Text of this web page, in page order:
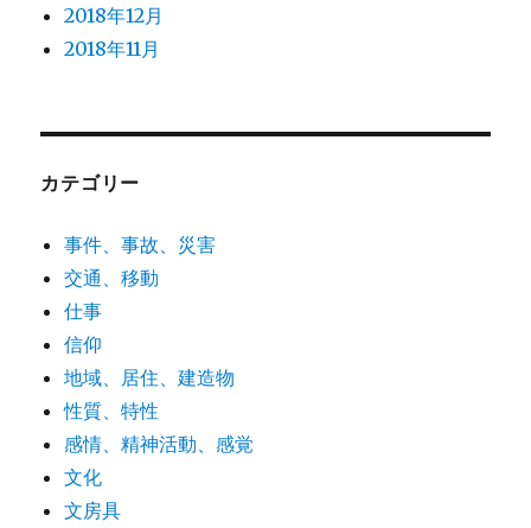
2018年12月
2018年11月
カテゴリー
事件、事故、災害
交通、移動
仕事
信仰
地域、居住、建造物
性質、特性
感情、精神活動、感覚
文化
文房具